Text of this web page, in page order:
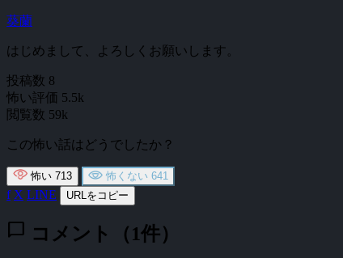
葵蘭
はじめまして、よろしくお願いします。
投稿数 8
怖い評価 5.5k
閲覧数 59k
この怖い話はどうでしたか？
怖い 713 怖くない 641
f X LINE URLをコピー
chat_bubble コメント（1件）